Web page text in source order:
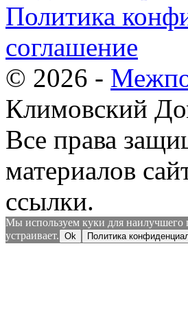
Политика
соглашение
© 2026 -
Климовский
Все права
материалов
ссылки.
Мы используем куки для наилучшего
устраивает. Ok Политика